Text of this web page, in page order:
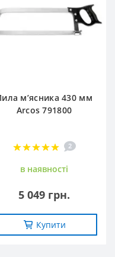
м’ясника 430 мм
Arcos 791800
2
в наявностi
5 049 грн.
Купити